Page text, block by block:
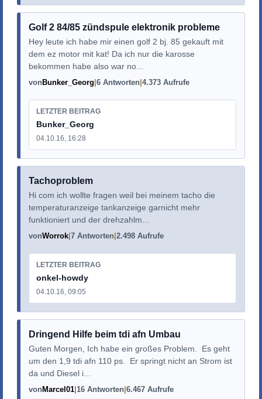
Golf 2 84/85 zündspule elektronik probleme
Hey leute ich habe mir einen golf 2 bj. 85 gekauft mit
dem ez motor mit kat! Da ich nur die karosse
bekommen habe also war no...
vonBunker_Georg 6 Antworten 4.373 Aufrufe
LETZTER BEITRAG
Bunker_Georg
04.10.16, 16:28
Tachoproblem
Hi com ich wollte fragen weil bei meinem tacho die
temperaturanzeige tankanzeige garnicht mehr
funktioniert und der drehzahlm...
vonWorrok 7 Antworten 2.498 Aufrufe
LETZTER BEITRAG
onkel-howdy
04.10.16, 09:05
Dringend Hilfe beim tdi afn Umbau
Guten Morgen, Ich habe ein großes Problem. Es geht
um den 1,9 tdi afn 110 ps. Er springt nicht an Strom ist
da und Diesel i...
vonMarcel01 16 Antworten 6.467 Aufrufe